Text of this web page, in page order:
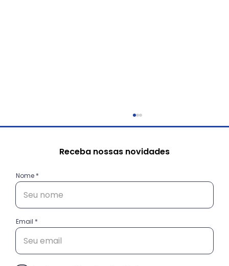
Do “Oi!” ao Cliente Fiel: como a
Receba nossas novidades
Nome
Email